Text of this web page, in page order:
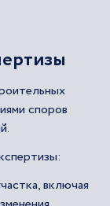
споров
включая